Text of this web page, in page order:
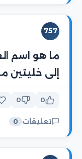
757
ما هو اسم
إلى خليتين
0
0
تعليقات 0